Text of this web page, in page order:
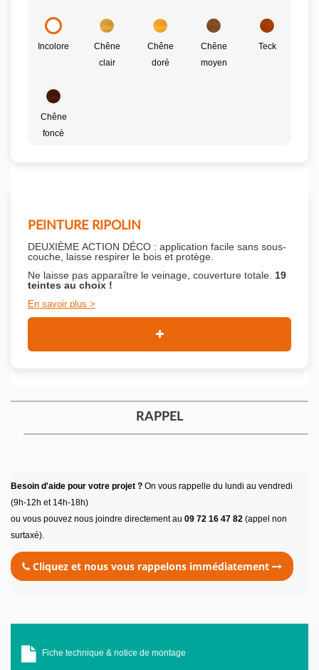
Incolore
Chêne
clair
Chêne
doré
Chêne
moyen
Teck
Chêne
foncé
PEINTURE RIPOLIN
DEUXIÈME ACTION DÉCO : application facile sans sous-
couche, laisse respirer le bois et protège.
Ne laisse pas apparaître le veinage, couverture totale. 19
teintes au choix !
En savoir plus
RAPPEL
Besoin d'aide pour votre projet ? On vous rappelle du lundi au vendredi
(9h-12h et 14h-18h)
ou vous pouvez nous joindre directement au 09 72 16 47 82 (appel non
surtaxé).
Cliquez et nous vous rappelons immédiatement
Fiche technique & notice de montage